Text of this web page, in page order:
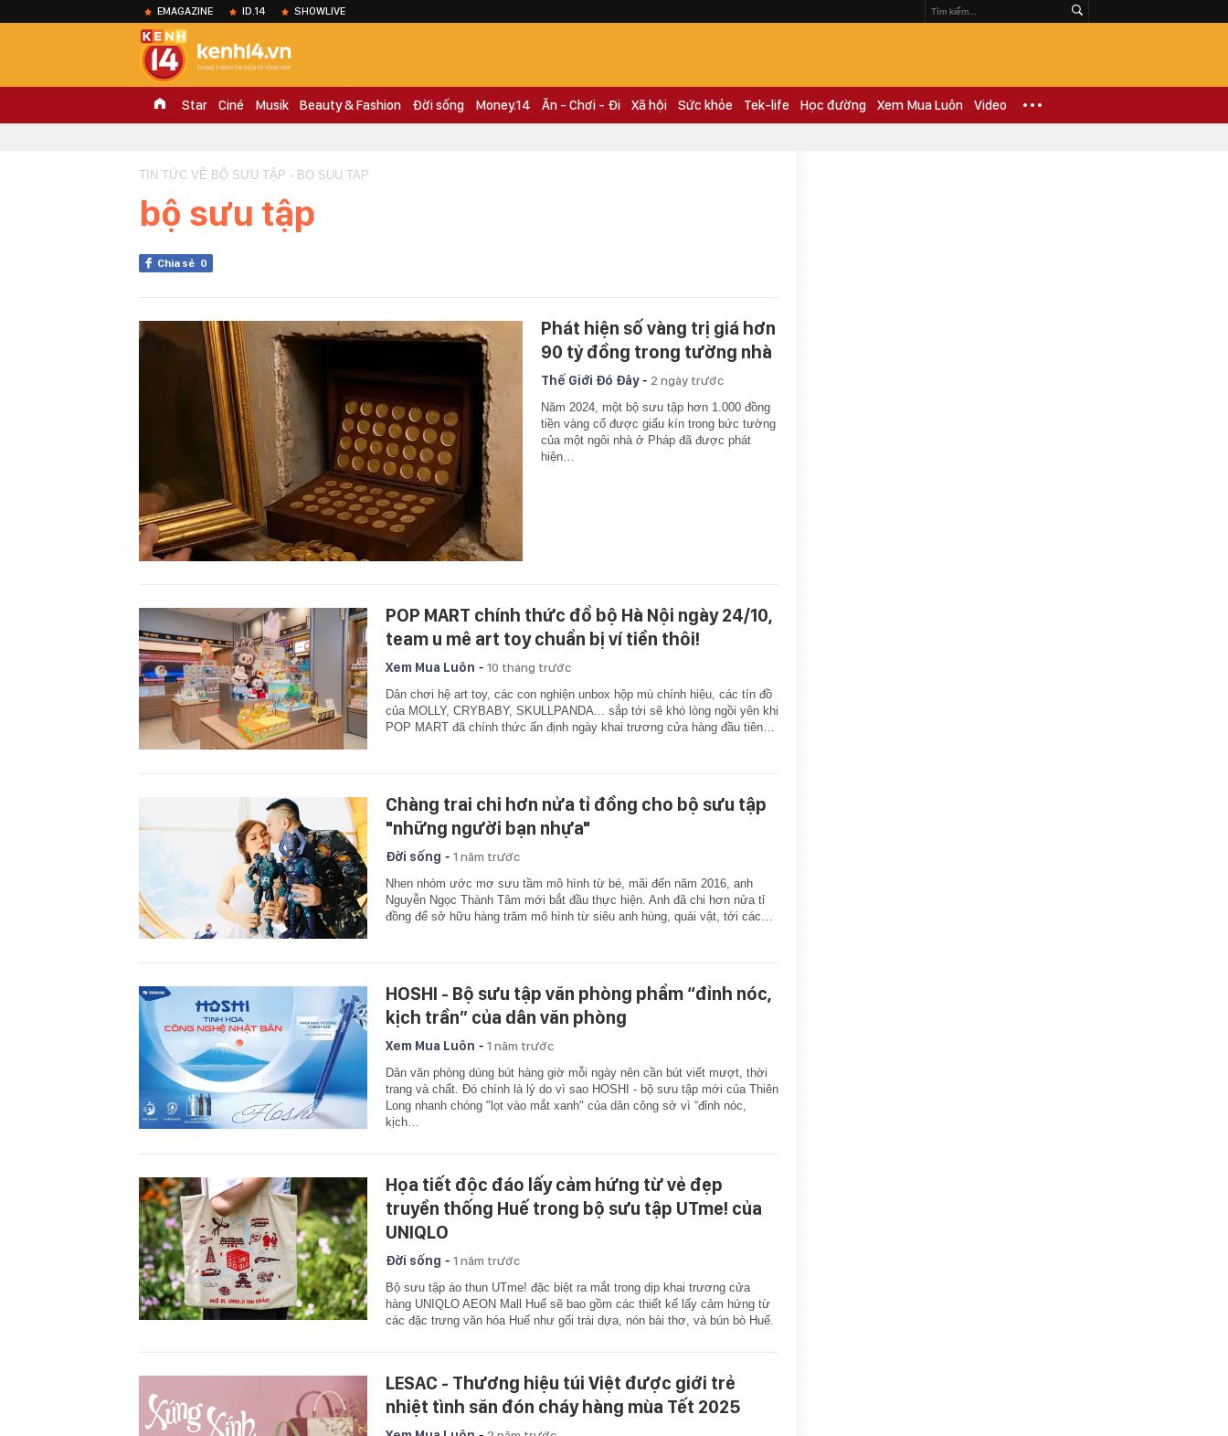
EMAGAZINE ID.14 SHOWLIVE
Star Ciné Musik Beauty & Fashion Đời sống Money.14 Ăn - Chơi - Đi Xã hội Sức khỏe Tek-life Học đường Xem Mua Luôn Video
TIN TỨC VỀ BỘ SƯU TẬP - BO SUU TAP
bộ sưu tập
Chia sẻ 0
Phát hiện số vàng trị giá hơn
90 tỷ đồng trong tường nhà
Thế Giới Đó Đây- 2 ngày trước
Năm 2024, một bộ sưu tập hơn 1.000 đồng
tiền vàng cổ được giấu kín trong bức tường
của một ngôi nhà ở Pháp đã được phát
hiện…
POP MART chính thức đổ bộ Hà Nội ngày 24/10,
team u mê art toy chuẩn bị ví tiền thôi!
Xem Mua Luôn - 10 tháng trước
Dân chơi hệ art toy, các con nghiện unbox hộp mù chính hiệu, các tín đồ
của MOLLY, CRYBABY, SKULLPANDA... sắp tới sẽ khó lòng ngồi yên khi
POP MART đã chính thức ấn định ngày khai trương cửa hàng đầu tiên…
Chàng trai chi hơn nửa tỉ đồng cho bộ sưu tập
"những người bạn nhựa"
Đời sống - 1 năm trước
Nhen nhóm ước mơ sưu tầm mô hình từ bé, mãi đến năm 2016, anh
Nguyễn Ngọc Thành Tâm mới bắt đầu thực hiện. Anh đã chi hơn nửa tỉ
đồng để sở hữu hàng trăm mô hình từ siêu anh hùng, quái vật, tới các…
HOSHI - Bộ sưu tập văn phòng phẩm “đỉnh nóc,
kịch trần” của dân văn phòng
Xem Mua Luôn - 1 năm trước
Dân văn phòng dùng bút hàng giờ mỗi ngày nên cần bút viết mượt, thời
trang và chất. Đó chính là lý do vì sao HOSHI - bộ sưu tập mới của Thiên
Long nhanh chóng "lọt vào mắt xanh" của dân công sở vì “đỉnh nóc,
kịch…
Họa tiết độc đáo lấy cảm hứng từ vẻ đẹp
truyền thống Huế trong bộ sưu tập UTme! của
UNIQLO
Đời sống - 1 năm trước
Bộ sưu tập áo thun UTme! đặc biệt ra mắt trong dịp khai trương cửa
hàng UNIQLO AEON Mall Huế sẽ bao gồm các thiết kế lấy cảm hứng từ
các đặc trưng văn hóa Huế như gối trái dựa, nón bài thơ, và bún bò Huế.
LESAC - Thương hiệu túi Việt được giới trẻ
nhiệt tình săn đón cháy hàng mùa Tết 2025